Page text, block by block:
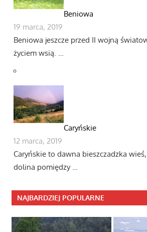
Beniowa
19 marca, 2019
Beniowa jeszcze przed II wojną
życiem wsią. …
Caryńskie
12 marca, 2019
Caryńskie to dawna bieszczadzka
dolina pomiędzy …
NAJBARDZIEJ POPULARNE